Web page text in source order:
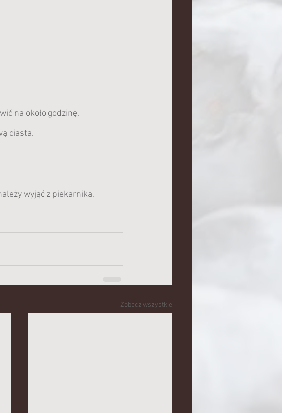
na około godzinę.
ciasta.
wyjąć z piekarnika,
Zobacz wszystkie